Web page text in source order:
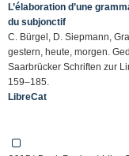
L’élaboration d’une
du subjonctif
C. Bürgel, D. Siepmann,
gestern, heute, morgen.
Saarbrücker Schriften zur
159–185.
LibreCat